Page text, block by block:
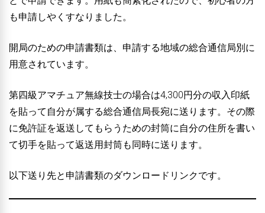
も申請しやくすなりました。
開局のための申請書類は、申請する地域の総合通信局別に
用意されています。
第四級アマチュア無線技士の場合は4,300円分の収入印紙
を貼って自分が属する総合通信局長宛に送ります。その際
に免許証を返送してもらうための封筒に自分の住所を書い
て切手を貼って返送用封筒も同時に送ります。
以下送り先と申請書類のダウンロードリンクです。